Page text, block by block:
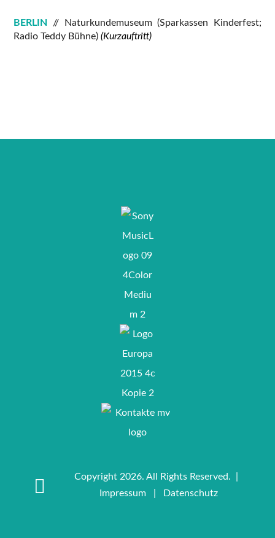
BERLIN
// Naturkundemuseum (Sparkassen Kinderfest;
Radio Teddy Bühne)(Kurzauftritt)
Copyright 2026. All Rights Reserved. |
Impressum| Datenschutz